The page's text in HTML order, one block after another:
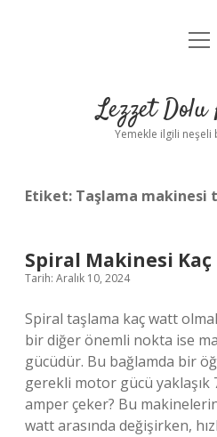
Yasal
Lezzet Dolu
Yemekle ilgili neşeli
Etiket: Taşlama makinesi
Spiral Makinesi Kaç
Tarih: Aralık 10, 2024
Spiral taşlama kaç watt
bir diğer önemli nokta ise
gücüdür. Bu bağlamda bir
gerekli motor gücü yaklaşık
amper çeker? Bu
watt arasında değişirken,